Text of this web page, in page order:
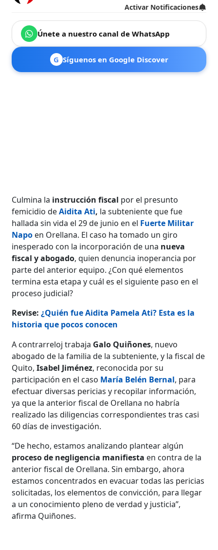
Activar Notificaciones
Únete a nuestro canal de WhatsApp
G Síguenos en Google Discover
Culmina la instrucción fiscal por el presunto
femicidio deAidita Ati, la subteniente que fue
hallada sin vida el 29 de junio en el Fuerte Militar
Napo en Orellana. El caso ha tomado un giro
inesperado con la incorporación de una nueva
fiscal y abogado, quien denuncia inoperancia por
parte del anterior equipo. ¿Con qué elementos
termina esta etapa y cuál es el siguiente paso en el
proceso judicial?
Revise:¿Quién fue Aidita Pamela Ati? Esta es la
historia que pocos conocen
A contrarreloj trabaja Galo Quiñones, nuevo
abogado de la familia de la subteniente, y la fiscal de
Quito, Isabel Jiménez, reconocida por su
participación en el caso María Belén Bernal, para
efectuar diversas pericias y recopilar información,
ya que la anterior fiscal de Orellana no habría
realizado las diligencias correspondientes tras casi
60 días de investigación.
“De hecho, estamos analizando plantear algún
proceso de negligencia manifiesta en contra de la
anterior fiscal de Orellana. Sin embargo, ahora
estamos concentrados en evacuar todas las pericias
solicitadas, los elementos de convicción, para llegar
a un conocimiento pleno de verdad y justicia”,
afirma Quiñones.